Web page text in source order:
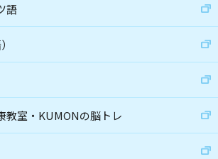
語
教室・KUMONの脳トレ